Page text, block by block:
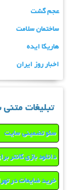
عجم گشت
ساختمان سلامت
هاریکا ایده
اخبار روز ایران
تبلیغات
سئو تضمینی سایت
دانلود بازی کانتر
خرید ضایعات در